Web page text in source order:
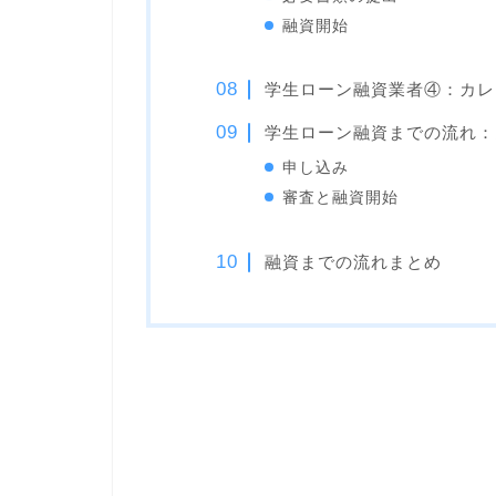
融資開始
学生ローン融資業者④：カ
学生ローン融資までの流れ
申し込み
審査と融資開始
融資までの流れまとめ